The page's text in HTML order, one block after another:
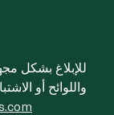
للإبلاغ بشكل
واللوائح أو